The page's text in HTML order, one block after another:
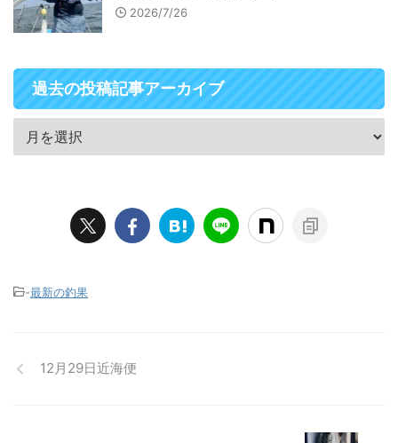
2026/7/26
過去の投稿記事アーカイブ
-最新の釣果
12月29日近海便